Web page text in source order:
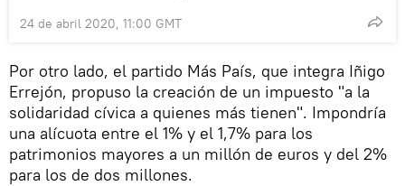
24 de abril 2020, 11:00 GMT
Por otro lado, el partido Más País, que integra Iñigo
Errejón, propuso la creación de un impuesto "a la
solidaridad cívica a quienes más tienen". Impondría
una alícuota entre el 1% y el 1,7% para los
patrimonios mayores a un millón de euros y del 2%
para los de dos millones.